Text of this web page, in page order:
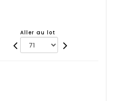
Aller au lot